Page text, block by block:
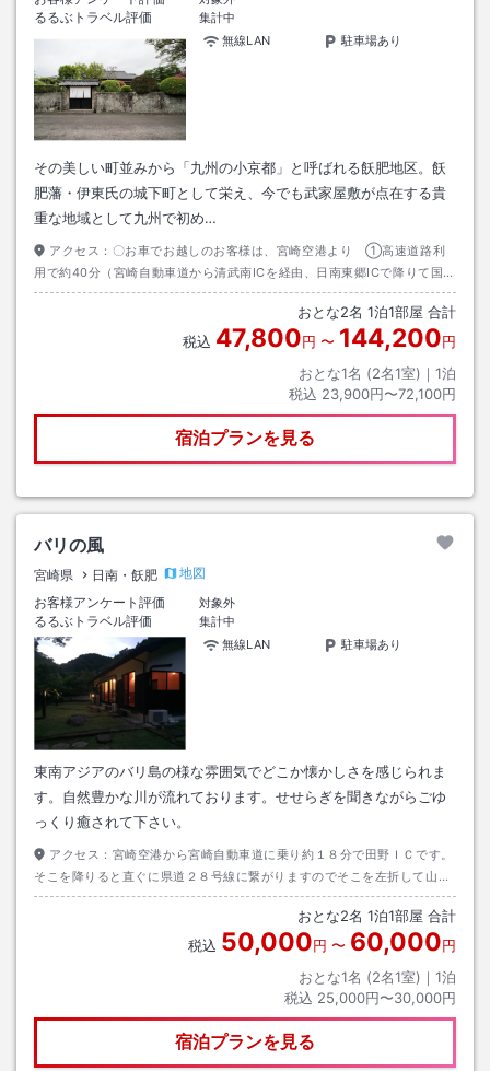
るるぶトラベル評価
集計中
無線LAN
駐車場あり
その美しい町並みから「九州の小京都」と呼ばれる飫肥地区。飫
肥藩・伊東氏の城下町として栄え、今でも武家屋敷が点在する貴
重な地域として九州で初め…
アクセス： 〇お車でお越しのお客様は、宮崎空港より ①高速道路利
用で約40分（宮崎自動車道から清武南ICを経由、日南東郷ICで降りて国道
222号へ向かう）。 ②国道220号経由の日南海岸線コースは約1時間。飫
肥まで一直線、最短でお越しの場合は高速道路、鵜戸神宮やサンメッセ日
南など、ゆっくり観光しながらお越しの場合は②の日南海岸線コースがお
おとな2名 1泊1部屋 合計
税込 47,800円 〜 144,200円
おとな1名 (2名1室)｜ 1泊
税込 23,900円〜72,100円
宿泊プランを見る
バリの風
宮崎県 日南・飫肥
地図
お客様アンケート評価
対象外
るるぶトラベル評価
集計中
無線LAN
駐車場あり
東南アジアのバリ島の様な雰囲気でどこか懐かしさを感じられま
す。自然豊かな川が流れております。せせらぎを聞きながらごゆ
っくり癒されて下さい。
アクセス： 宮崎空港から宮崎自動車道に乗り約１８分で田野ＩＣです。
そこを降りると直ぐに県道２８号線に繋がりますのでそこを左折して山道
を走ること約１２分でバリの風が左手に見えます。
おとな2名 1泊1部屋 合計
税込 50,000円 〜 60,000円
おとな1名 (2名1室)｜ 1泊
税込 25,000円〜30,000円
宿泊プランを見る